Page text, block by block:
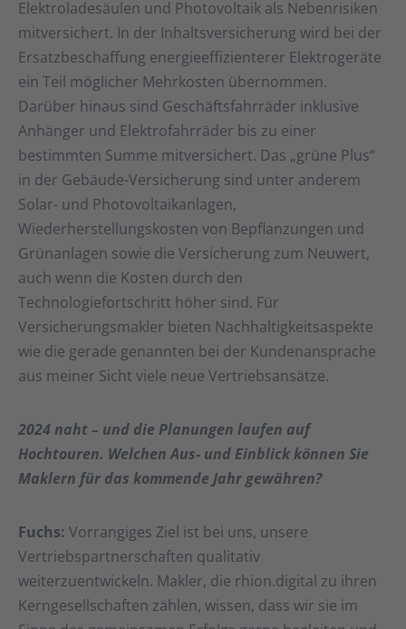
Elektroladesäulen und Photovoltaik als Nebenrisiken
mitversichert. In der Inhaltsversicherung wird bei der
Ersatzbeschaffung energieeffizienterer Elektrogeräte
ein Teil möglicher Mehrkosten übernommen.
Darüber hinaus sind Geschäftsfahrräder inklusive
Anhänger und Elektrofahrräder bis zu einer
bestimmten Summe mitversichert. Das „grüne Plus“
in der Gebäude-Versicherung sind unter anderem
Solar- und Photovoltaikanlagen,
Wiederherstellungskosten von Bepflanzungen und
Grünanlagen sowie die Versicherung zum Neuwert,
auch wenn die Kosten durch den
Technologiefortschritt höher sind. Für
Versicherungsmakler bieten Nachhaltigkeitsaspekte
wie die gerade genannten bei der Kundenansprache
aus meiner Sicht viele neue Vertriebsansätze.
2024 naht – und die Planungen laufen auf
Hochtouren. Welchen Aus- und Einblick können Sie
Maklern für das kommende Jahr gewähren?
Fuchs: Vorrangiges Ziel ist bei uns, unsere
Vertriebspartnerschaften qualitativ
weiterzuentwickeln. Makler, die rhion.digital zu ihren
Kerngesellschaften zählen, wissen, dass wir sie im